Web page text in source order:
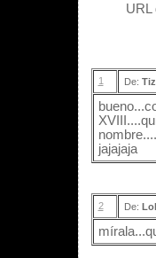
URL
1 De:
jajajaja
2 De: